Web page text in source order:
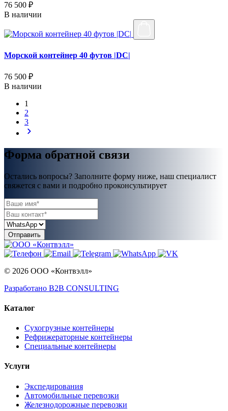
76 500 ₽
В наличии
Морской контейнер 40 футов |DC|
76 500 ₽
В наличии
1
2
3
Форма обратной связи
Остались вопросы? Заполните форму ниже, наш специалист
свяжется с вами и подробно проконсультирует
© 2026 ООО «Контвэлл»
Разработано B2B CONSULTING
Каталог
Сухогрузные контейнеры
Рефрижераторные контейнеры
Специальные контейнеры
Услуги
Экспедирования
Автомобильные перевозки
Железнодорожные перевозки